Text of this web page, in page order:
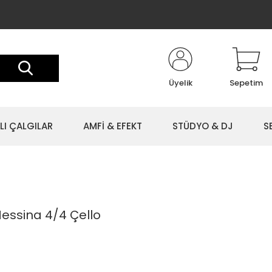
Üyelik Sepetim
ÇALGILAR AMFİ & EFEKT STÜDYO & DJ
4/4 Çello